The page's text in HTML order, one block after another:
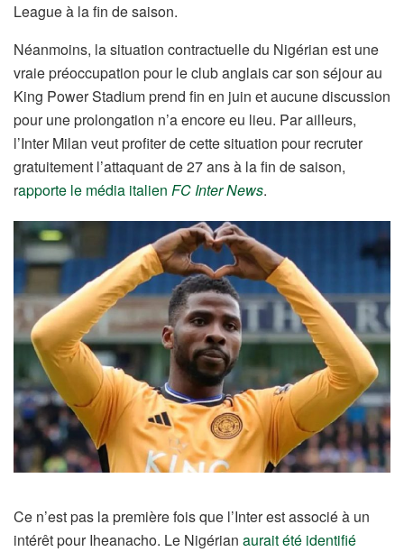
League à la fin de saison.
Néanmoins, la situation contractuelle du Nigérian est une
vraie préoccupation pour le club anglais car son séjour au
King Power Stadium prend fin en juin et aucune discussion
pour une prolongation n’a encore eu lieu. Par ailleurs,
l’Inter Milan veut profiter de cette situation pour recruter
gratuitement l’attaquant de 27 ans à la fin de saison,
rapporte le média italien FC Inter News.
Ce n’est pas la première fois que l’Inter est associé à un
intérêt pour Iheanacho. Le Nigérian aurait été identifié